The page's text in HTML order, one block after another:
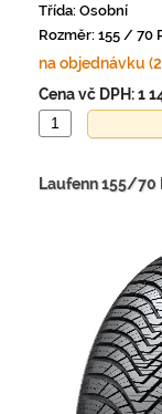
Třída: Osobní
Rozměr: 155 / 70
na objednávku
Cena vč DPH:1
Laufenn 155/70